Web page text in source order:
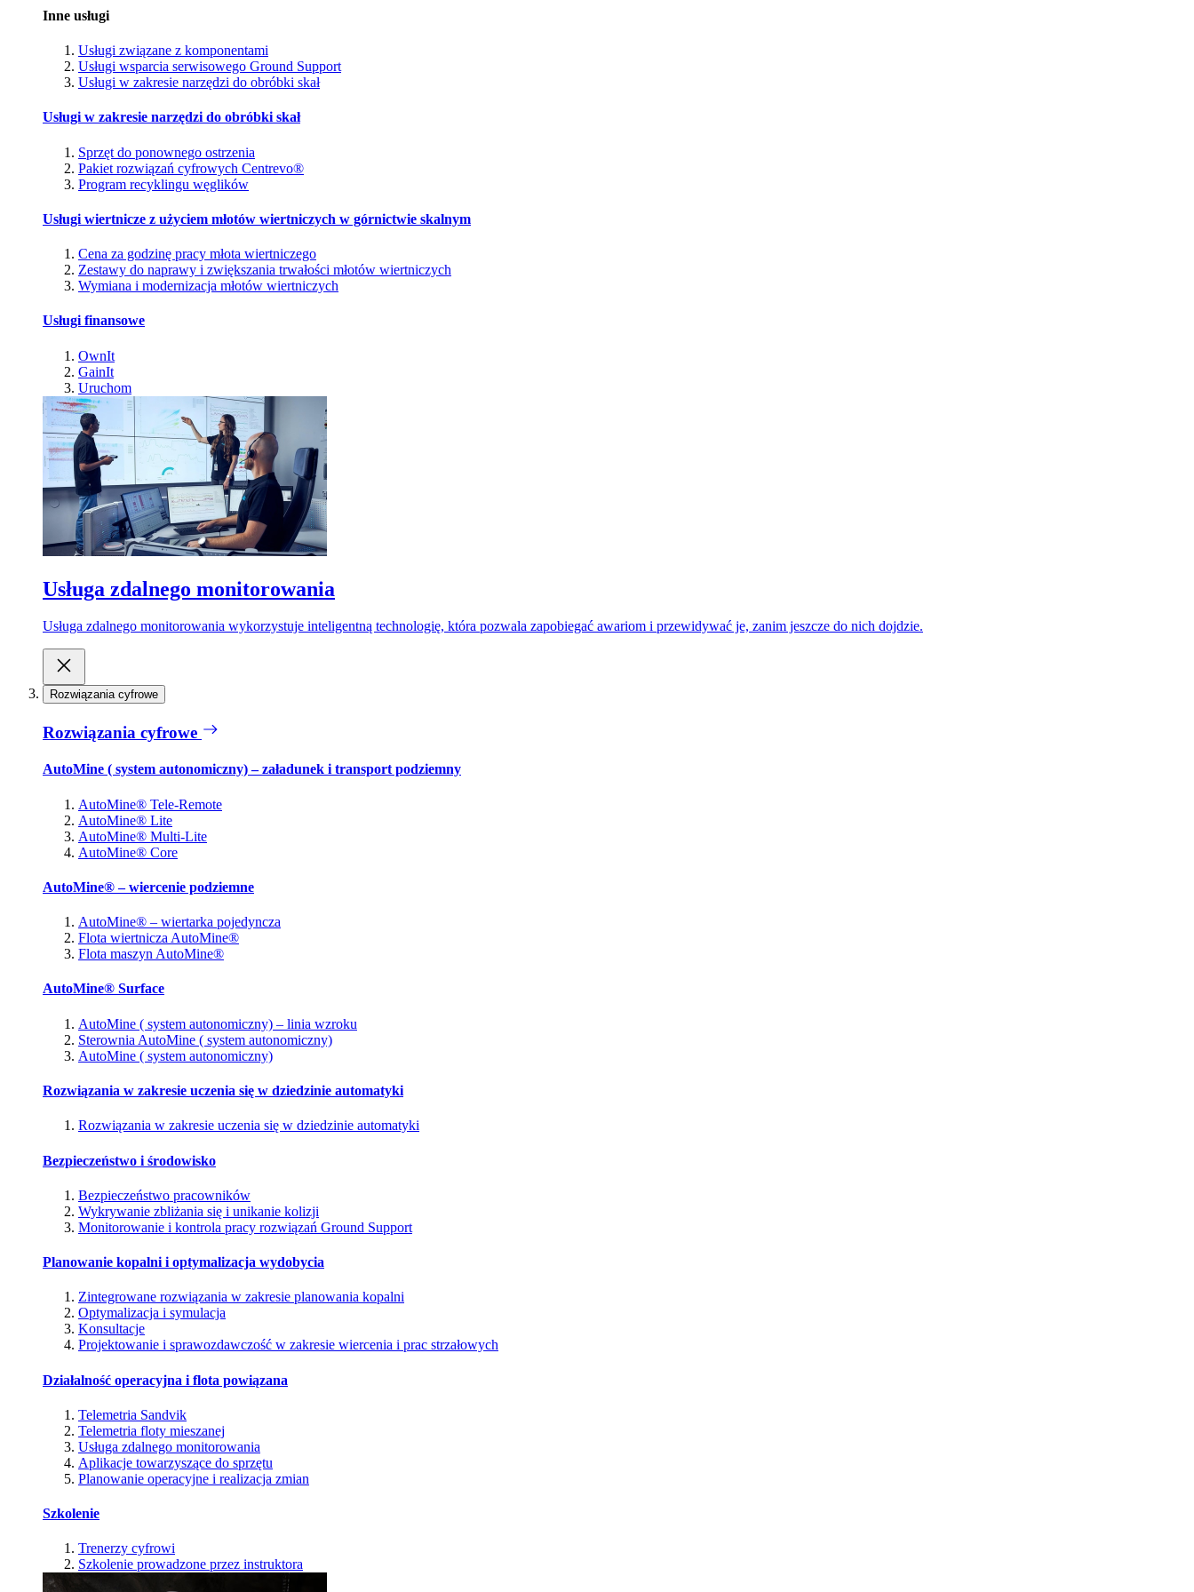
Inne usługi
Usługi związane z komponentami
Usługi wsparcia serwisowego Ground Support
Usługi w zakresie narzędzi do obróbki skał
Usługi w zakresie narzędzi do obróbki skał
Sprzęt do ponownego ostrzenia
Pakiet rozwiązań cyfrowych Centrevo®
Program recyklingu węglików
Usługi wiertnicze z użyciem młotów wiertniczych w górnictwie skalnym
Cena za godzinę pracy młota wiertniczego
Zestawy do naprawy i zwiększania trwałości młotów wiertniczych
Wymiana i modernizacja młotów wiertniczych
Usługi finansowe
OwnIt
GainIt
Uruchom
Usługa zdalnego monitorowania
Usługa zdalnego monitorowania wykorzystuje inteligentną technologię, która pozwala zapobiegać awariom i przewidywać je, zanim jeszcze do nich dojdzie.
Rozwiązania cyfrowe
Rozwiązania cyfrowe
AutoMine ( system autonomiczny) – załadunek i transport podziemny
AutoMine® Tele-Remote
AutoMine® Lite
AutoMine® Multi-Lite
AutoMine® Core
AutoMine® – wiercenie podziemne
AutoMine® – wiertarka pojedyncza
Flota wiertnicza AutoMine®
Flota maszyn AutoMine®
AutoMine® Surface
AutoMine ( system autonomiczny) – linia wzroku
Sterownia AutoMine ( system autonomiczny)
AutoMine ( system autonomiczny)
Rozwiązania w zakresie uczenia się w dziedzinie automatyki
Rozwiązania w zakresie uczenia się w dziedzinie automatyki
Bezpieczeństwo i środowisko
Bezpieczeństwo pracowników
Wykrywanie zbliżania się i unikanie kolizji
Monitorowanie i kontrola pracy rozwiązań Ground Support
Planowanie kopalni i optymalizacja wydobycia
Zintegrowane rozwiązania w zakresie planowania kopalni
Optymalizacja i symulacja
Konsultacje
Projektowanie i sprawozdawczość w zakresie wiercenia i prac strzałowych
Działalność operacyjna i flota powiązana
Telemetria Sandvik
Telemetria floty mieszanej
Usługa zdalnego monitorowania
Aplikacje towarzyszące do sprzętu
Planowanie operacyjne i realizacja zmian
Szkolenie
Trenerzy cyfrowi
Szkolenie prowadzone przez instruktora